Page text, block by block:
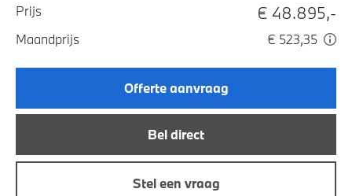
Prijs € 48.895,-
Maandprijs € 523,35
Offerte aanvraag
Bel direct
Stel een vraag